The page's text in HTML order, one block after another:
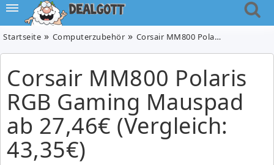
Startseite Computerzubehör Corsair MM800 Polaris RGB Gaming Mauspad ab 27,46€ (Vergleich: 43,35€)
Corsair MM800 Polaris
RGB Gaming Mauspad
ab 27,46€ (Vergleich:
43,35€)